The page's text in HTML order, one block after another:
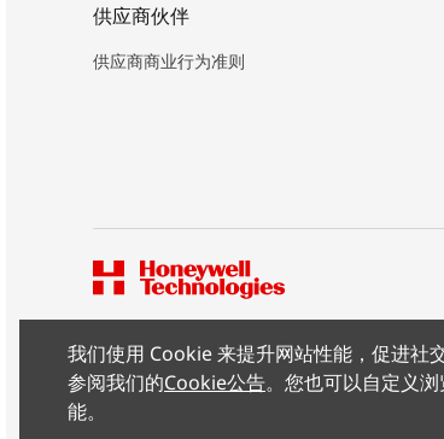
我们使用 Cookie 来提升网站性能，促进社
参阅我们的Cookie公告。您也可以自定义
能。
供应商伙伴
供应商商业行为准则
版权所有 ©2026 霍尼韦尔（中国）有限公司